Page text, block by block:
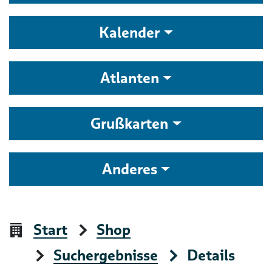
Kalender
Atlanten
Grußkarten
Anderes
Start
Shop
Suchergebnisse
Details